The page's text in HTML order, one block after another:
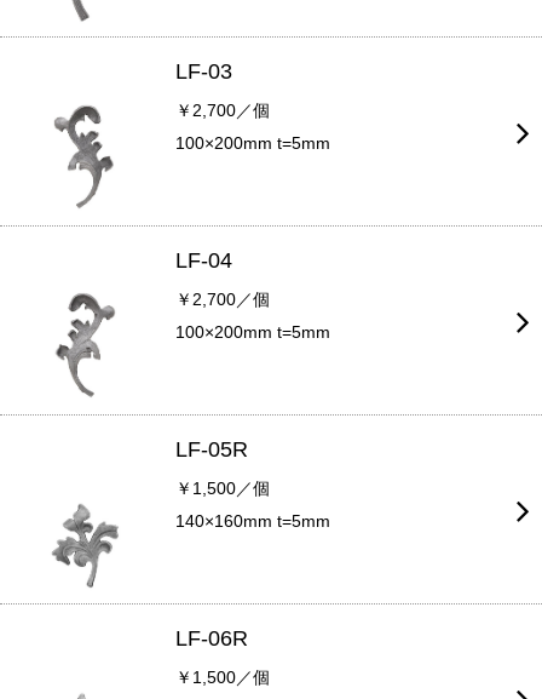
LF-03
￥2,700／個
100×200mm t=5mm
LF-04
￥2,700／個
100×200mm t=5mm
LF-05R
￥1,500／個
140×160mm t=5mm
LF-06R
￥1,500／個